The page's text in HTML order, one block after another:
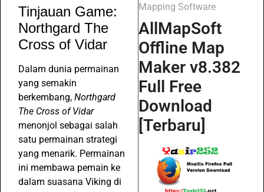
Tinjauan Game:
Northgard The
Cross of Vidar
Dalam dunia permainan
yang semakin
berkembang, Northgard
The Cross of Vidar
menonjol sebagai salah
satu permainan strategi
yang menarik. Permainan
ini membawa pemain ke
dalam suasana Viking di
Mapping Software
AllMapSoft
Offline Map
Maker v8.382
Full Free
Download
[Terbaru]